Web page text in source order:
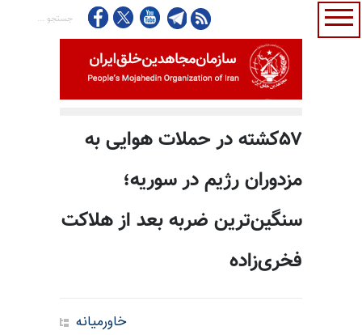
۵۷کشته در حملات هوایی به
مزدوران رژیم در سوریه؛
سنگین‌ترین ضربه بعد از هلاکت
فخری‌زاده
خاورمیانه